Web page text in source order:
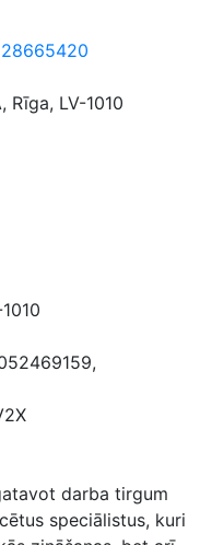
28665420
Rīga, LV-1010
darba tirgum
speciālistus, kuri